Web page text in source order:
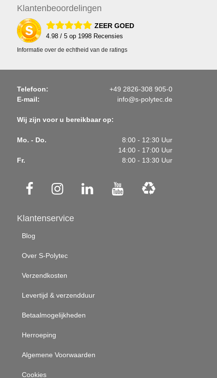
Klantenbeoordelingen
ZEER GOED
4.98 / 5 op 1998 Recensies
Informatie over de echtheid van de ratings
Telefoon:
+49 2826-308 905-0
E-mail:
info@s-polytec.de
Wij zijn voor u bereikbaar op:
Mo. - Do.
8:00 - 12:30 Uur
14:00 - 17:00 Uur
Fr.
8:00 - 13:30 Uur
Klantenservice
Blog
Over S-Polytec
Verzendkosten
Levertijd & verzendduur
Betaalmogelijkheden
Herroeping
Algemene Voorwaarden
Cookies